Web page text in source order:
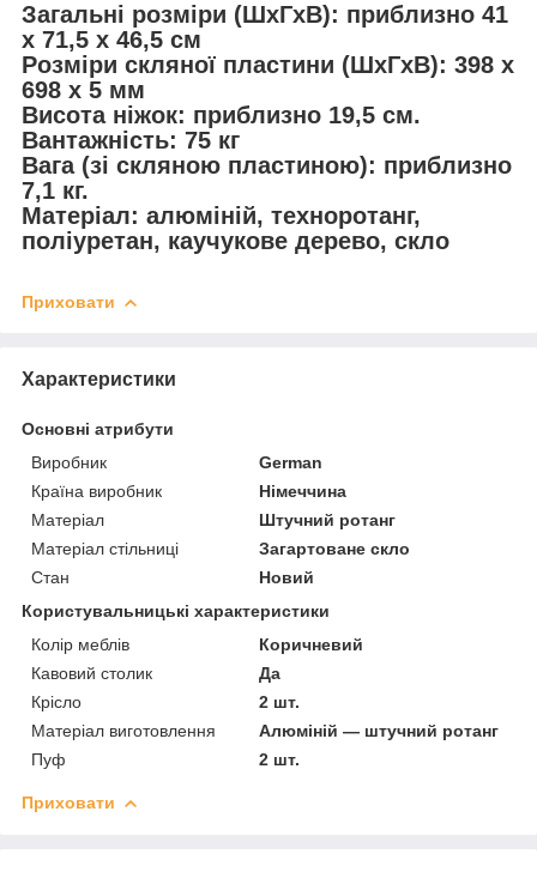
Загальні розміри (ШxГxВ): приблизно 41
x 71,5 x 46,5 см
Розміри скляної пластини (ШxГxВ): 398 x
698 x 5 мм
Висота ніжок: приблизно 19,5 см.
Вантажність: 75 кг
Вага (зі скляною пластиною): приблизно
7,1 кг.
Матеріал: алюміній, техноротанг,
поліуретан, каучукове дерево, скло
Приховати
Характеристики
Основні атрибути
Виробник
German
Країна виробник
Німеччина
Матеріал
Штучний ротанг
Матеріал стільниці
Загартоване скло
Стан
Новий
Користувальницькі характеристики
Колір меблів
Коричневий
Кавовий столик
Да
Крісло
2 шт.
Матеріал виготовлення
Алюміній — штучний ротанг
Пуф
2 шт.
Приховати